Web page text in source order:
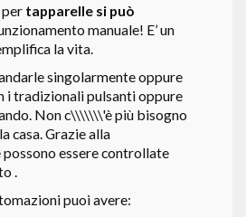
tapparelle si può
manuale! E’ un
la vita.
singolarmente oppure
i tradizionali pulsanti oppure
Non c\\\\\\\'è più bisogno
casa. Grazie alla
essere controllate
.
puoi avere: